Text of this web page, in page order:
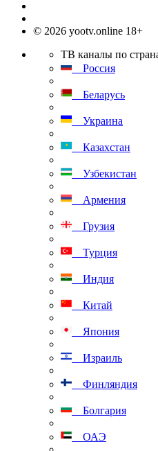
© 2026 yootv.online 18+
ТВ каналы по
Россия
Беларусь
Украина
Казахстан
Узбекистан
Армения
Грузия
Турция
Индия
Китай
Япония
Израиль
Финляндия
Болгария
ОАЭ